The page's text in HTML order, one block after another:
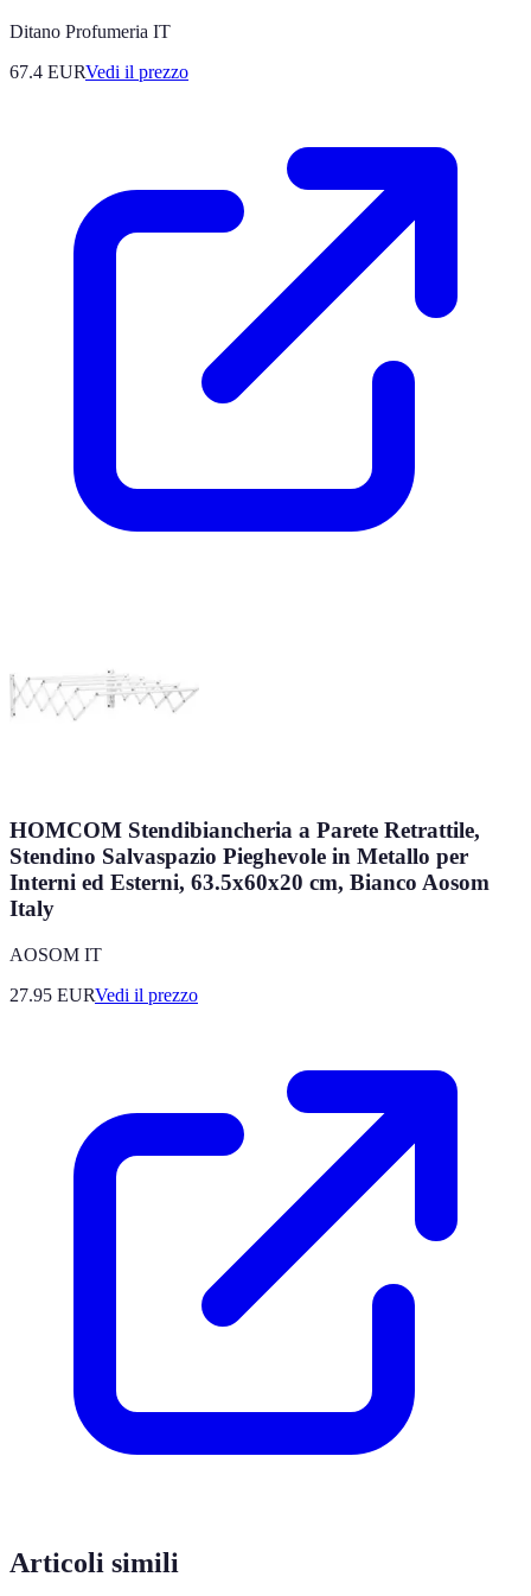
Ditano Profumeria IT
67.4 EURVedi il prezzo
HOMCOM Stendibiancheria a Parete Retrattile,
Stendino Salvaspazio Pieghevole in Metallo per
Interni ed Esterni, 63.5x60x20 cm, Bianco Aosom
Italy
AOSOM IT
27.95 EURVedi il prezzo
Articoli simili